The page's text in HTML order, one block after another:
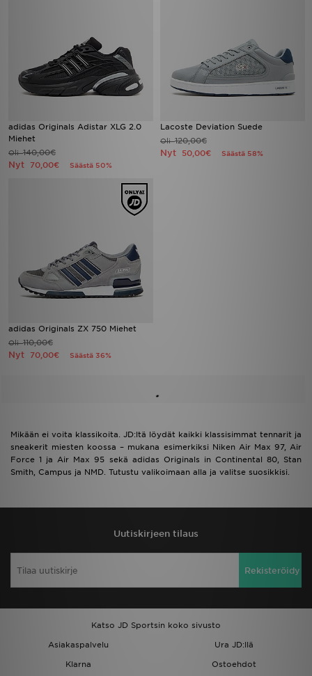
adidas Originals Adistar XLG 2.0
Miehet
Oli140,00€
Nyt 70,00€ Säästä 50%
Lacoste Deviation Suede
Oli120,00€
Nyt 50,00€ Säästä 58%
adidas Originals ZX 750 Miehet
Oli110,00€
Nyt 70,00€ Säästä 36%
Mikään ei voita klassikoita. JD:ltä löydät kaikki klassisimmat tennarit ja
sneakerit miesten koossa – mukana esimerkiksi Niken Air Max 97, Air
Force 1 ja Air Max 95 sekä adidas Originals in Continental 80, Stan
Smith, Campus ja NMD. Tutustu valikoimaan alla ja valitse suosikkisi.
Uutiskirjeen tilaus
Rekisteröidy
Katso JD Sportsin koko sivusto
Asiakaspalvelu
Ura JD:llä
Klarna
Ostoehdot